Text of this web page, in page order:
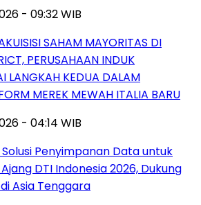
- 09:32 WIB
SAHAM MAYORITAS DI
PERUSAHAAN INDUK
LANGKAH KEDUA DALAM
MEREK MEWAH ITALIA BARU
- 04:14 WIB
Solusi Penyimpanan Data untuk
DTI Indonesia 2026, Dukung
Asia Tenggara